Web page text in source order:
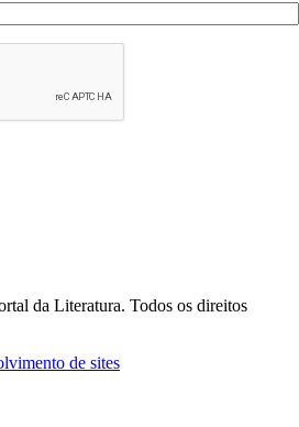
da Literatura. Todos os direitos